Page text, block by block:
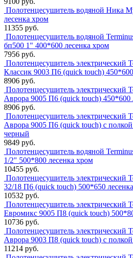
Полотенцесушитель водяной Ника
лесенка хром
11355 руб.
Полотенцесушитель водяной
бп500 1" 400*600 лесенка хром
7956 руб.
Полотенцесушитель электрический
Классик 9003 П6 (quick touch)
8906 руб.
Полотенцесушитель электрический
Аврора 9005 П6 (quick touch) 450*600
8906 руб.
Полотенцесушитель электрический
Аврора 9005 П6 (quick touch) с
черный
9849 руб.
Полотенцесушитель водяной
1/2" 500*800 лесенка хром
10455 руб.
Полотенцесушитель электрический
32/18 П6 (quick touch) 500*650
10532 руб.
Полотенцесушитель электрический
Евромикс 9005 П8 (quick touch)
10736 руб.
Полотенцесушитель электрический
Аврора 9003 П8 (quick touch) с
11214 руб.